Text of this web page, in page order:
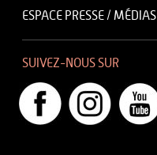
ESPACE PRESSE / MÉDIAS
SUIVEZ-NOUS SUR